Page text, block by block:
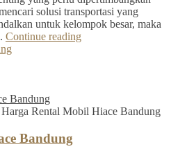
solusi transportasi yang
untuk kelompok besar, maka
Continue reading
Bandung
Harga Rental Mobil Hiace Bandung
Bandung